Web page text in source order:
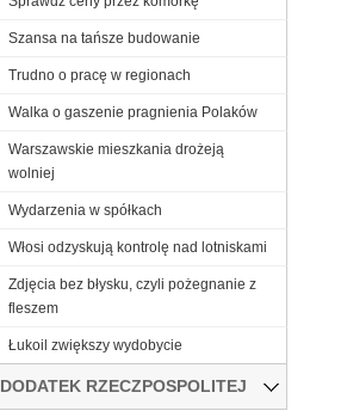
Szansa na tańsze budowanie
Trudno o pracę w regionach
Walka o gaszenie pragnienia Polaków
Warszawskie mieszkania drożeją
wolniej
Wydarzenia w spółkach
Włosi odzyskują kontrolę nad lotniskami
Zdjęcia bez błysku, czyli pożegnanie z
fleszem
Łukoil zwiększy wydobycie
DODATEK RZECZPOSPOLITEJ